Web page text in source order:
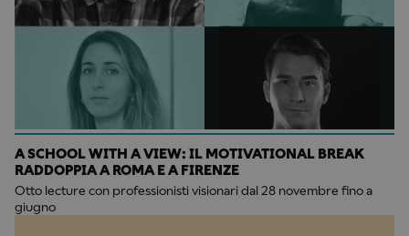
A SCHOOL WITH A VIEW: IL MOTIVATIONAL BREAK
RADDOPPIA A ROMA E A FIRENZE
Otto lecture con professionisti visionari dal 28 novembre fino a
giugno